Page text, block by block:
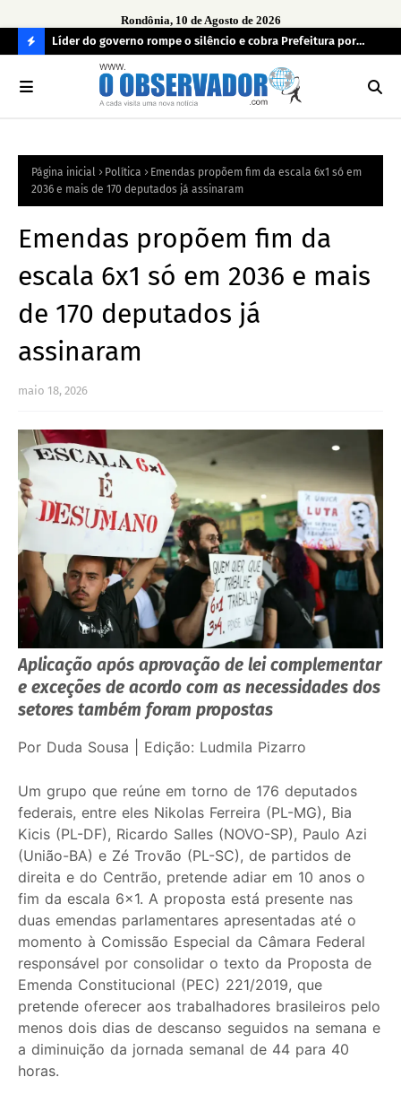
Rondônia, 10 de Agosto de 2026
O
R
Líder do governo rompe o silêncio e cobra Prefeitura por
atraso de emendas: “Não adianta saber onde vai e não chegar
na ponta”
Página inicial Política
Emendas propõem fim da escala 6x1 só em
2036 e mais de 170 deputados já assinaram
Emendas propõem fim da
escala 6x1 só em 2036 e mais
de 170 deputados já
assinaram
maio 18, 2026
Aplicação após aprovação de lei complementar
e exceções de acordo com as necessidades dos
setores também foram propostas
Por Duda Sousa | Edição: Ludmila Pizarro
Um grupo que reúne em torno de 176 deputados
federais, entre eles Nikolas Ferreira (PL-MG), Bia
Kicis (PL-DF), Ricardo Salles (NOVO-SP), Paulo Azi
(União-BA) e Zé Trovão (PL-SC), de partidos de
direita e do Centrão, pretende adiar em 10 anos o
fim da escala 6×1. A proposta está presente nas
duas emendas parlamentares apresentadas até o
momento à Comissão Especial da Câmara Federal
responsável por consolidar o texto da Proposta de
Emenda Constitucional (PEC) 221/2019, que
pretende oferecer aos trabalhadores brasileiros pelo
menos dois dias de descanso seguidos na semana e
a diminuição da jornada semanal de 44 para 40
horas.